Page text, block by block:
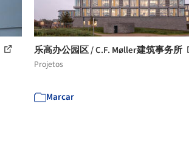
乐高办公园区 / C.F. Møller建筑事务所
Projetos
Marcar